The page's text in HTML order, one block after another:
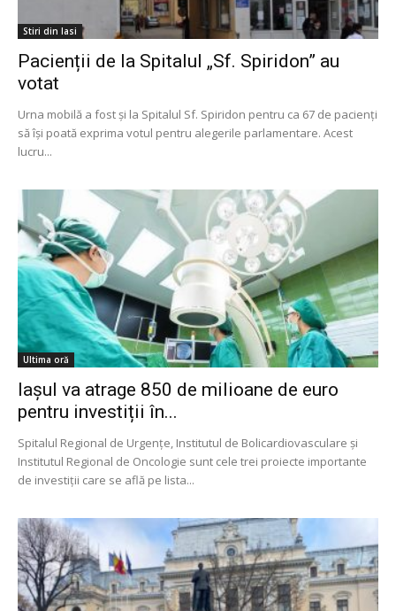
Stiri din Iasi
Pacienții de la Spitalul „Sf. Spiridon” au
votat
Urna mobilă a fost și la Spitalul Sf. Spiridon pentru ca 67 de pacienți
să își poată exprima votul pentru alegerile parlamentare. Acest
lucru...
Ultima oră
Iașul va atrage 850 de milioane de euro
pentru investiții în...
Spitalul Regional de Urgențe, Institutul de Bolicardiovasculare și
Institutul Regional de Oncologie sunt cele trei proiecte importante
de investiții care se află pe lista...